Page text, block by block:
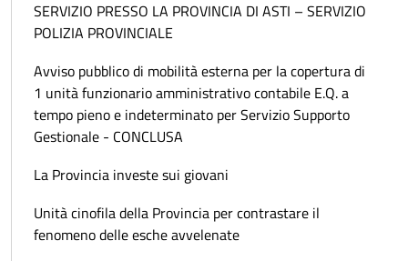
SERVIZIO PRESSO LA PROVINCIA DI ASTI – SERVIZIO
POLIZIA PROVINCIALE
Avviso pubblico di mobilità esterna per la copertura di
1 unità funzionario amministrativo contabile E.Q. a
tempo pieno e indeterminato per Servizio Supporto
Gestionale - CONCLUSA
La Provincia investe sui giovani
Unità cinofila della Provincia per contrastare il
fenomeno delle esche avvelenate